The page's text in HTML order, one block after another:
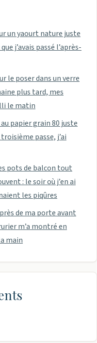
un yaourt nature juste
j’avais passé l’après-
le poser dans un verre
plus tard, mes
le matin
papier grain 80 juste
passe, j’ai
pots de balcon tout
: le soir où j’en ai
les piqûres
de ma porte avant
m’a montré en
main